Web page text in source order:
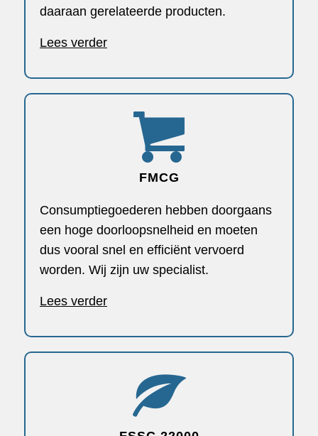
daaraan gerelateerde producten.
Lees verder
FMCG
Consumptiegoederen hebben doorgaans
een hoge doorloopsnelheid en moeten
dus vooral snel en efficiënt vervoerd
worden. Wij zijn uw specialist.
Lees verder